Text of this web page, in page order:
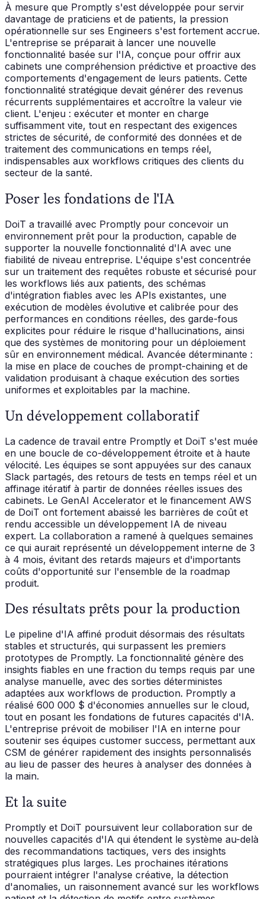
À mesure que Promptly s'est développée pour servir
davantage de praticiens et de patients, la pression
opérationnelle sur ses Engineers s'est fortement accrue.
L'entreprise se préparait à lancer une nouvelle
fonctionnalité basée sur l'IA, conçue pour offrir aux
cabinets une compréhension prédictive et proactive des
comportements d'engagement de leurs patients. Cette
fonctionnalité stratégique devait générer des revenus
récurrents supplémentaires et accroître la valeur vie
client. L'enjeu : exécuter et monter en charge
suffisamment vite, tout en respectant des exigences
strictes de sécurité, de conformité des données et de
traitement des communications en temps réel,
indispensables aux workflows critiques des clients du
secteur de la santé.
Poser les fondations de l'IA
DoiT a travaillé avec Promptly pour concevoir un
environnement prêt pour la production, capable de
supporter la nouvelle fonctionnalité d'IA avec une
fiabilité de niveau entreprise. L'équipe s'est concentrée
sur un traitement des requêtes robuste et sécurisé pour
les workflows liés aux patients, des schémas
d'intégration fiables avec les APIs existantes, une
exécution de modèles évolutive et calibrée pour des
performances en conditions réelles, des garde-fous
explicites pour réduire le risque d'hallucinations, ainsi
que des systèmes de monitoring pour un déploiement
sûr en environnement médical. Avancée déterminante :
la mise en place de couches de prompt-chaining et de
validation produisant à chaque exécution des sorties
uniformes et exploitables par la machine.
Un développement collaboratif
La cadence de travail entre Promptly et DoiT s'est muée
en une boucle de co-développement étroite et à haute
vélocité. Les équipes se sont appuyées sur des canaux
Slack partagés, des retours de tests en temps réel et un
affinage itératif à partir de données réelles issues des
cabinets. Le GenAI Accelerator et le financement AWS
de DoiT ont fortement abaissé les barrières de coût et
rendu accessible un développement IA de niveau
expert. La collaboration a ramené à quelques semaines
ce qui aurait représenté un développement interne de 3
à 4 mois, évitant des retards majeurs et d'importants
coûts d'opportunité sur l'ensemble de la roadmap
produit.
Des résultats prêts pour la production
Le pipeline d'IA affiné produit désormais des résultats
stables et structurés, qui surpassent les premiers
prototypes de Promptly. La fonctionnalité génère des
insights fiables en une fraction du temps requis par une
analyse manuelle, avec des sorties déterministes
adaptées aux workflows de production. Promptly a
réalisé 600 000 $ d'économies annuelles sur le cloud,
tout en posant les fondations de futures capacités d'IA.
L'entreprise prévoit de mobiliser l'IA en interne pour
soutenir ses équipes customer success, permettant aux
CSM de générer rapidement des insights personnalisés
au lieu de passer des heures à analyser des données à
la main.
Et la suite
Promptly et DoiT poursuivent leur collaboration sur de
nouvelles capacités d'IA qui étendent le système au-delà
des recommandations tactiques, vers des insights
stratégiques plus larges. Les prochaines itérations
pourraient intégrer l'analyse créative, la détection
d'anomalies, un raisonnement avancé sur les workflows